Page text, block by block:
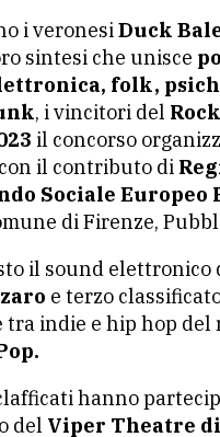
i veronesiDuck
sintesi che unisce
folk,
, i vincitori del
il concorso
con il contributo di
Sociale Europeo
di Firenze,
il sound elettronico
e terzo
tra indie e hip hop del
hanno
del Viper Theatre